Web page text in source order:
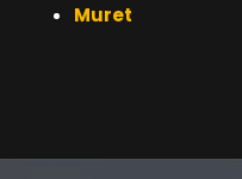
Muret